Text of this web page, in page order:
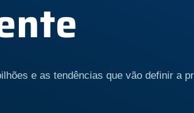
e as tendências que vão definir a